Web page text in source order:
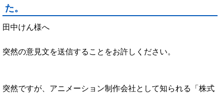
た。
田中けん様へ
突然の意見文を送信することをお許しください。
突然ですが、アニメーション制作会社として知られる「株式